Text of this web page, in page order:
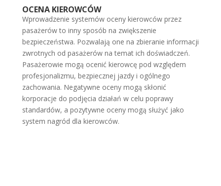
OCENA KIEROWCÓW
Wprowadzenie systemów oceny kierowców przez
pasażerów to inny sposób na zwiększenie
bezpieczeństwa. Pozwalają one na zbieranie informacji
zwrotnych od pasażerów na temat ich doświadczeń.
Pasażerowie mogą ocenić kierowcę pod względem
profesjonalizmu, bezpiecznej jazdy i ogólnego
zachowania. Negatywne oceny mogą skłonić
korporacje do podjęcia działań w celu poprawy
standardów, a pozytywne oceny mogą służyć jako
system nagród dla kierowców.